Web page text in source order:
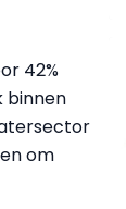
42%
binnen
om